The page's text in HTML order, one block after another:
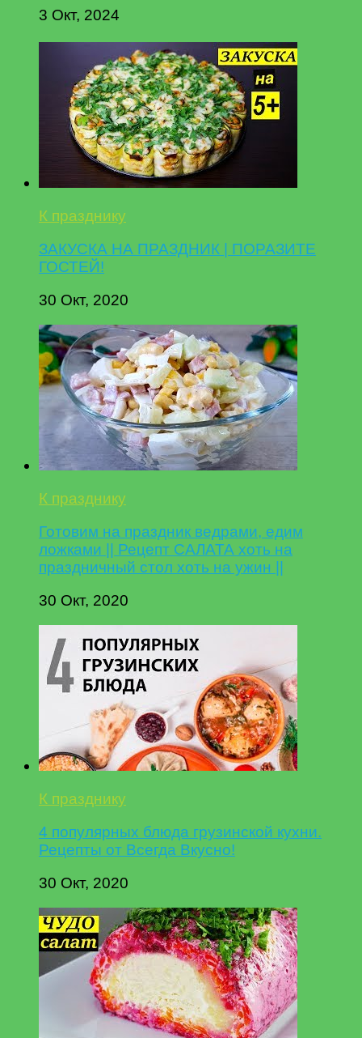
3 Окт, 2024
К празднику
ЗАКУСКА НА ПРАЗДНИК | ПОРАЗИТЕ
ГОСТЕЙ!
30 Окт, 2020
К празднику
Готовим на праздник ведрами, едим
ложками || Рецепт САЛАТА хоть на
праздничный стол хоть на ужин ||
30 Окт, 2020
К празднику
4 популярных блюда грузинской кухни.
Рецепты от Всегда Вкусно!
30 Окт, 2020